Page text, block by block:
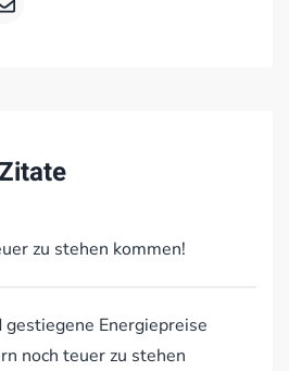
zu stehen kommen!
Energiepreise
noch teuer zu stehen